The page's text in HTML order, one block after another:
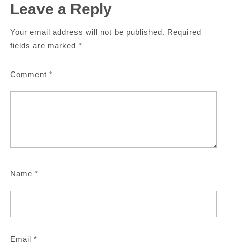
Leave a Reply
Your email address will not be published. Required
fields are marked *
Comment *
Name *
Email *